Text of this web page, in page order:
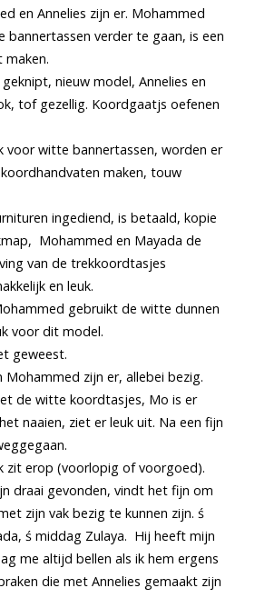
en Annelies zijn er. Mohammed
bannertassen verder te gaan, is een
maken.
nieuw model, Annelies en
tof gezellig. Koordgaatjs oefenen
voor witte bannertassen, worden er
maken, touw
ingediend, is betaald, kopie
Mohammed en Mayada de
van de trekkoordtasjes
en leuk.
gebruikt de witte dunnen
voor dit model.
geweest.
Mohammed zijn er, allebei bezig.
de witte koordtasjes, Mo is er
naaien, ziet er leuk uit. Na een fijn
zit erop (voorlopig of voorgoed).
draai gevonden, vindt het fijn om
zijn vak bezig te kunnen zijn. ś
ś middag Zulaya. Hij heeft mijn
me altijd bellen als ik hem ergens
die met Annelies gemaakt zijn